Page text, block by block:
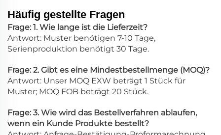
Häufig gestellte Fragen
Frage: 1. Wie lange ist die Lieferzeit?
Antwort: Muster benötigen 7-10 Tage,
Serienproduktion benötigt 30 Tage.
Frage: 2. Gibt es eine Mindestbestellmenge (MOQ)?
Antwort: Unser MOQ EXW beträgt 1 Stück für
Muster; MOQ FOB beträgt 20 Stück.
Frage: 3. Wie wird das Bestellverfahren ablaufen,
wenn ein Kunde Produkte bestellt?